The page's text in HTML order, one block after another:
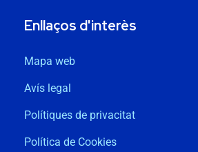
Enllaços d'interès
Mapa web
Avís legal
Polítiques de privacitat
Política de Cookies